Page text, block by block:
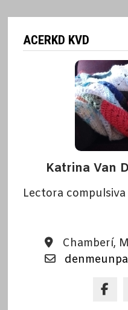
ACERKD KVD
Katrina Van
Lectora
Chamberí,